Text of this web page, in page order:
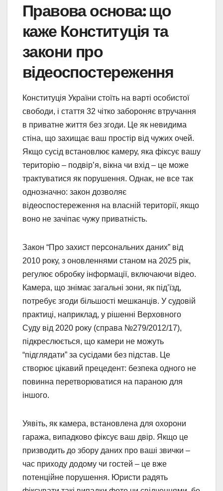
Правова основа: що
каже Конституція та
закони про
відеоспостереження
Конституція України стоїть на варті особистої
свободи, і стаття 32 чітко забороняє втручання
в приватне життя без згоди. Це як невидима
стіна, що захищає ваш простір від чужих очей.
Якщо сусід встановлює камеру, яка фіксує вашу
територію – подвір’я, вікна чи вхід – це може
трактуватися як порушення. Однак, не все так
однозначно: закон дозволяє
відеоспостереження на власній території, якщо
воно не зачіпає чужу приватність.
Закон “Про захист персональних даних” від
2010 року, з оновленнями станом на 2025 рік,
регулює обробку інформації, включаючи відео.
Камера, що знімає загальні зони, як під’їзд,
потребує згоди більшості мешканців. У судовій
практиці, наприклад, у рішенні Верховного
Суду від 2020 року (справа №279/2012/17),
підкреслюється, що камери не можуть
“підглядати” за сусідами без підстав. Це
створює цікавий прецедент: безпека одного не
повинна перетворюватися на параною для
іншого.
Уявіть, як камера, встановлена для охорони
гаража, випадково фіксує ваш двір. Якщо це
призводить до збору даних про ваші звички –
час приходу додому чи гостей – це вже
потенційне порушення. Юристи радять